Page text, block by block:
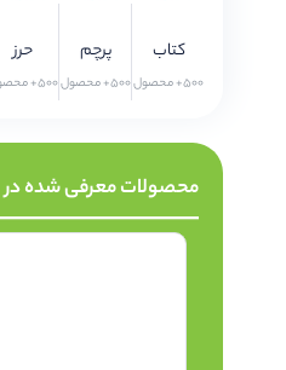
کتاب
500+ محصول
پرچم
500+ محصول
حرز
500+ محصول
محصولات معرفی شده در